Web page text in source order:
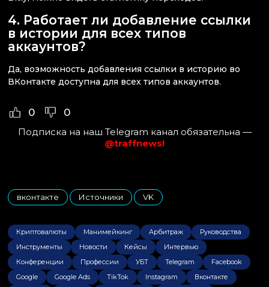
4. Работает ли добавление ссылки
в истории для всех типов
аккаунтов?
Да, возможность добавления ссылки в историю во
ВКонтакте доступна для всех типов аккаунтов.
0 0
Подписка на наш Telegram канал обязательна —
@traffnews!
вконтакте
,
Источники
,
VK
Криптовалюты Манимейкинг Арбитраж
Руководства
Инструменты
Новости Кейсы
Интервью
Конференции
Профессии УБТ Telegram
Facebook
Google
Google Ads TikTok Instagram
Вконтакте